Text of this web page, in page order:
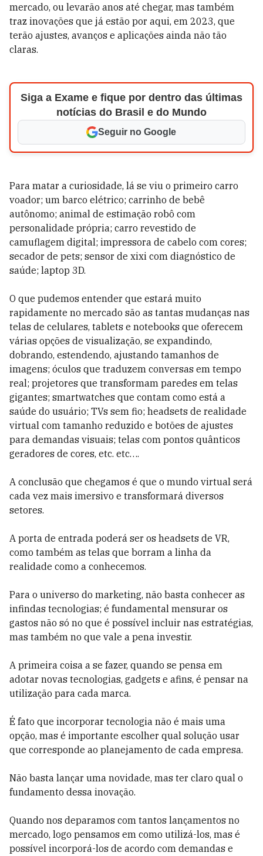
mercado, ou levarão anos até chegar, mas também
traz inovações que já estão por aqui, em 2023, que
terão ajustes, avanços e aplicações ainda não tão
claras.
Siga a Exame e fique por dentro das últimas
notícias do Brasil e do Mundo
Seguir no Google
Para matar a curiosidade, lá se viu o primeiro carro
voador; um barco elétrico; carrinho de bebê
autônomo; animal de estimação robô com
personalidade própria; carro revestido de
camuflagem digital; impressora de cabelo com cores;
secador de pets; sensor de xixi com diagnóstico de
saúde; laptop 3D.
O que pudemos entender que estará muito
rapidamente no mercado são as tantas mudanças nas
telas de celulares, tablets e notebooks que oferecem
várias opções de visualização, se expandindo,
dobrando, estendendo, ajustando tamanhos de
imagens; óculos que traduzem conversas em tempo
real; projetores que transformam paredes em telas
gigantes; smartwatches que contam como está a
saúde do usuário; TVs sem fio; headsets de realidade
virtual com tamanho reduzido e botões de ajustes
para demandas visuais; telas com pontos quânticos
geradores de cores, etc. etc….
A conclusão que chegamos é que o mundo virtual será
cada vez mais imersivo e transformará diversos
setores.
A porta de entrada poderá ser os headsets de VR,
como também as telas que borram a linha da
realidade como a conhecemos.
Para o universo do marketing, não basta conhecer as
infindas tecnologias; é fundamental mensurar os
gastos não só no que é possível incluir nas estratégias,
mas também no que vale a pena investir.
A primeira coisa a se fazer, quando se pensa em
adotar novas tecnologias, gadgets e afins, é pensar na
utilização para cada marca.
É fato que incorporar tecnologia não é mais uma
opção, mas é importante escolher qual solução usar
que corresponde ao planejamento de cada empresa.
Não basta lançar uma novidade, mas ter claro qual o
fundamento dessa inovação.
Quando nos deparamos com tantos lançamentos no
mercado, logo pensamos em como utilizá-los, mas é
possível incorporá-los de acordo com demandas e